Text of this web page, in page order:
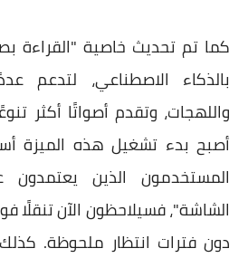
كما تم تحديث خاصية "القراءة
بالذكاء الاصطناعي، لتدعم
واللهجات، وتقدم أصواتًا أكثر
أصبح بدء تشغيل هذه الميزة
المستخدمون الذين
الشاشة"، فسيلاحظون الآن تنقلًا
دون فترات انتظار ملحوظة.